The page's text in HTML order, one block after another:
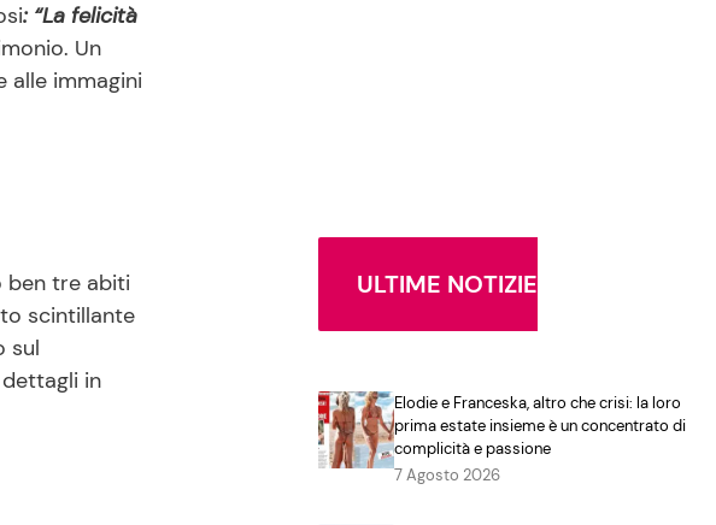
: “La felicità
Un
alle immagini
ben tre abiti
scintillante
sul
in
ULTIME NOTIZIE
Elodie e Franceska, altro che crisi: la loro
prima estate insieme è un concentrato di
complicità e passione
7 Agosto 2026